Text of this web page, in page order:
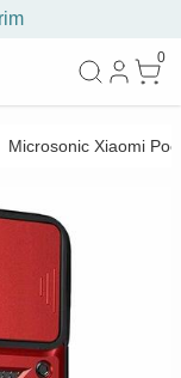
0
Microsonic Xiaomi